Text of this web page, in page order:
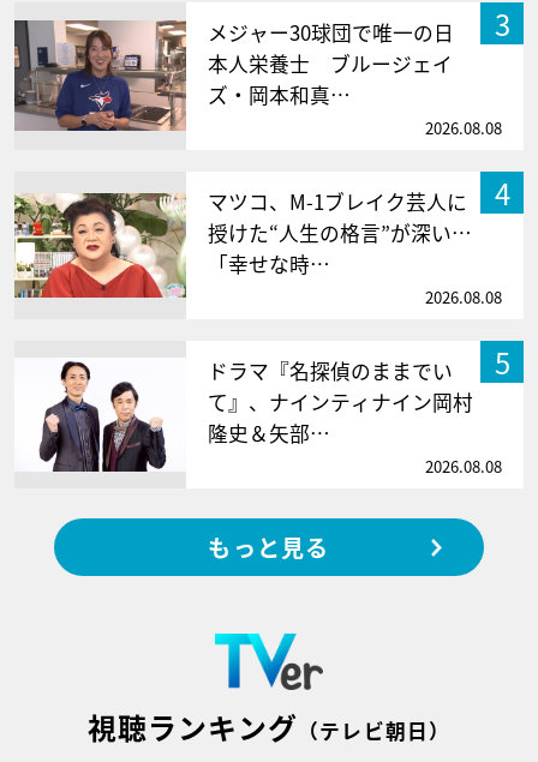
3
メジャー30球団で唯一の日
本人栄養士 ブルージェイ
ズ・岡本和真…
2026.08.08
4
マツコ、M-1ブレイク芸人に
授けた“人生の格言”が深い…
「幸せな時…
2026.08.08
5
ドラマ『名探偵のままでい
て』、ナインティナイン岡村
隆史＆矢部…
2026.08.08
もっと見る
視聴ランキング （テレビ朝日）